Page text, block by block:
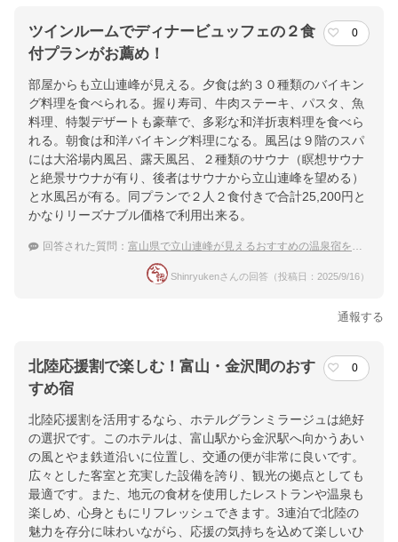
提供：楽天トラベル
楽天トラベルで
ホテル詳細を詳しく見る
ツインルームでディナービュッフェの２食
付プランがお薦め！
0
部屋からも立山連峰が見える。夕食は約３０種類のバイキン
グ料理を食べられる。握り寿司、牛肉ステーキ、パスタ、魚
料理、特製デザートも豪華で、多彩な和洋折衷料理を食べら
れる。朝食は和洋バイキング料理になる。風呂は９階のスパ
には大浴場内風呂、露天風呂、２種類のサウナ（瞑想サウナ
と絶景サウナが有り、後者はサウナから立山連峰を望める）
と水風呂が有る。同プランで２人２食付きで合計25,200円と
かなりリーズナブル価格で利用出来る。
回答された質問： 富山県で立山連峰が見えるおすすめの温泉宿を教えてください
Shinryukenさんの回答（投稿日：2025/9/16）
通報する
北陸応援割で楽しむ！富山・金沢間のおす
すめ宿
0
北陸応援割を活用するなら、ホテルグランミラージュは絶好
の選択です。このホテルは、富山駅から金沢駅へ向かうあい
の風とやま鉄道沿いに位置し、交通の便が非常に良いです。
広々とした客室と充実した設備を誇り、観光の拠点としても
最適です。また、地元の食材を使用したレストランや温泉も
楽しめ、心身ともにリフレッシュできます。3連泊で北陸の
魅力を存分に味わいながら、応援の気持ちを込めて楽しいひ